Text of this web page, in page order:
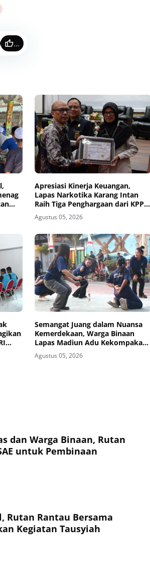
...
Apresiasi Kinerja Keuangan,
Lapas Narkotika Karang Intan
Raih Tiga Penghargaan dari KPPN
Banjarmasin
Agustus 05, 2026
Semangat Juang dalam Nuansa
Kemerdekaan, Warga Binaan
Lapas Madiun Adu Kekompakan
dalam Lomba Estafet Tepung dan
Paku dalam Botol
Agustus 05, 2026
dan Warga Binaan, Rutan
untuk Pembinaan
Rutan Rantau Bersama
Kegiatan Tausyiah